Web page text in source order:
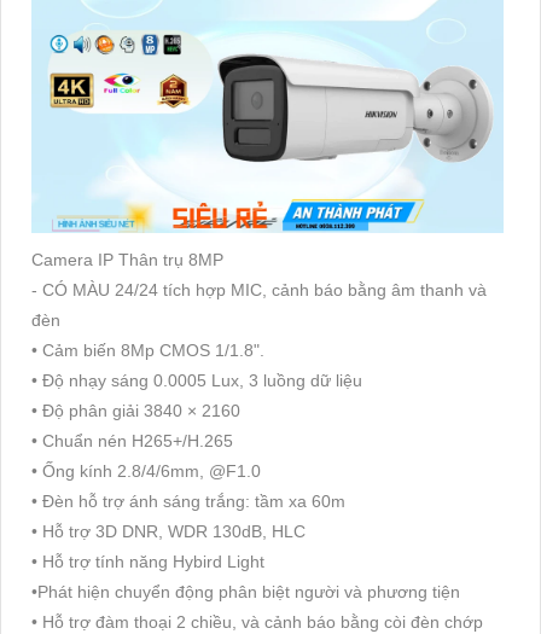
Camera IP Thân trụ 8MP
- CÓ MÀU 24/24 tích hợp MIC, cảnh báo bằng âm thanh và
đèn
• Cảm biến 8Mp CMOS 1/1.8".
• Độ nhạy sáng 0.0005 Lux, 3 luồng dữ liệu
• Độ phân giải 3840 × 2160
• Chuẩn nén H265+/H.265
• Ống kính 2.8/4/6mm, @F1.0
• Đèn hỗ trợ ánh sáng trắng: tầm xa 60m
• Hỗ trợ 3D DNR, WDR 130dB, HLC
• Hỗ trợ tính năng Hybird Light
•Phát hiện chuyển động phân biệt người và phương tiện
• Hỗ trợ đàm thoại 2 chiều, và cảnh báo bằng còi đèn chớp